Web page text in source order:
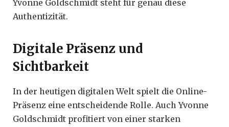
Yvonne Goldschmidt steht für genau diese
Authentizität.
Digitale Präsenz und
Sichtbarkeit
In der heutigen digitalen Welt spielt die Online-
Präsenz eine entscheidende Rolle. Auch Yvonne
Goldschmidt profitiert von einer starken